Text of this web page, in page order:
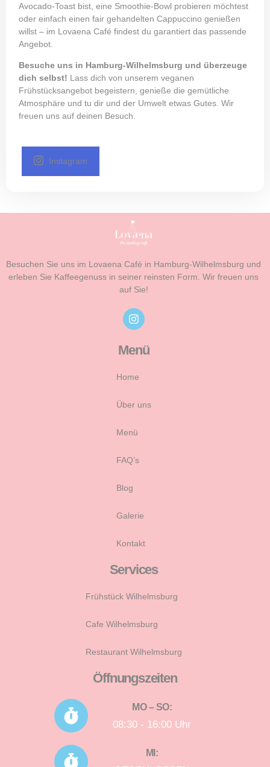
Avocado‑Toast bist, eine Smoothie‑Bowl probieren möchtest
oder einfach einen fair gehandelten Cappuccino genießen
willst – im Lovaena Café findest du garantiert das passende
Angebot.
Besuche uns in Hamburg‑Wilhelmsburg und überzeuge
dich selbst! Lass dich von unserem veganen
Frühstücksangebot begeistern, genieße die gemütliche
Atmosphäre und tu dir und der Umwelt etwas Gutes. Wir
freuen uns auf deinen Besuch.
Instagram
Besuchen Sie uns im Lovaena Café in Hamburg-Wilhelmsburg und
erleben Sie Kaffeegenuss in seiner reinsten Form. Wir freuen uns
auf Sie!
Menü
Home
Über uns
Menü
FAQ’s
Blog
Galerie
Kontakt
Services
Frühstück Wilhelmsburg
Cafe Wilhelmsburg
Restaurant Wilhelmsburg
Öffnungszeiten
MO – SO:
08:30 - 16:00 Uhr
MI: